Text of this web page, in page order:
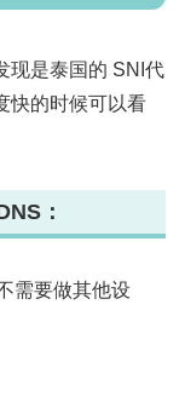
现是泰国的 SNI代
快的时候可以看
：
需要做其他设